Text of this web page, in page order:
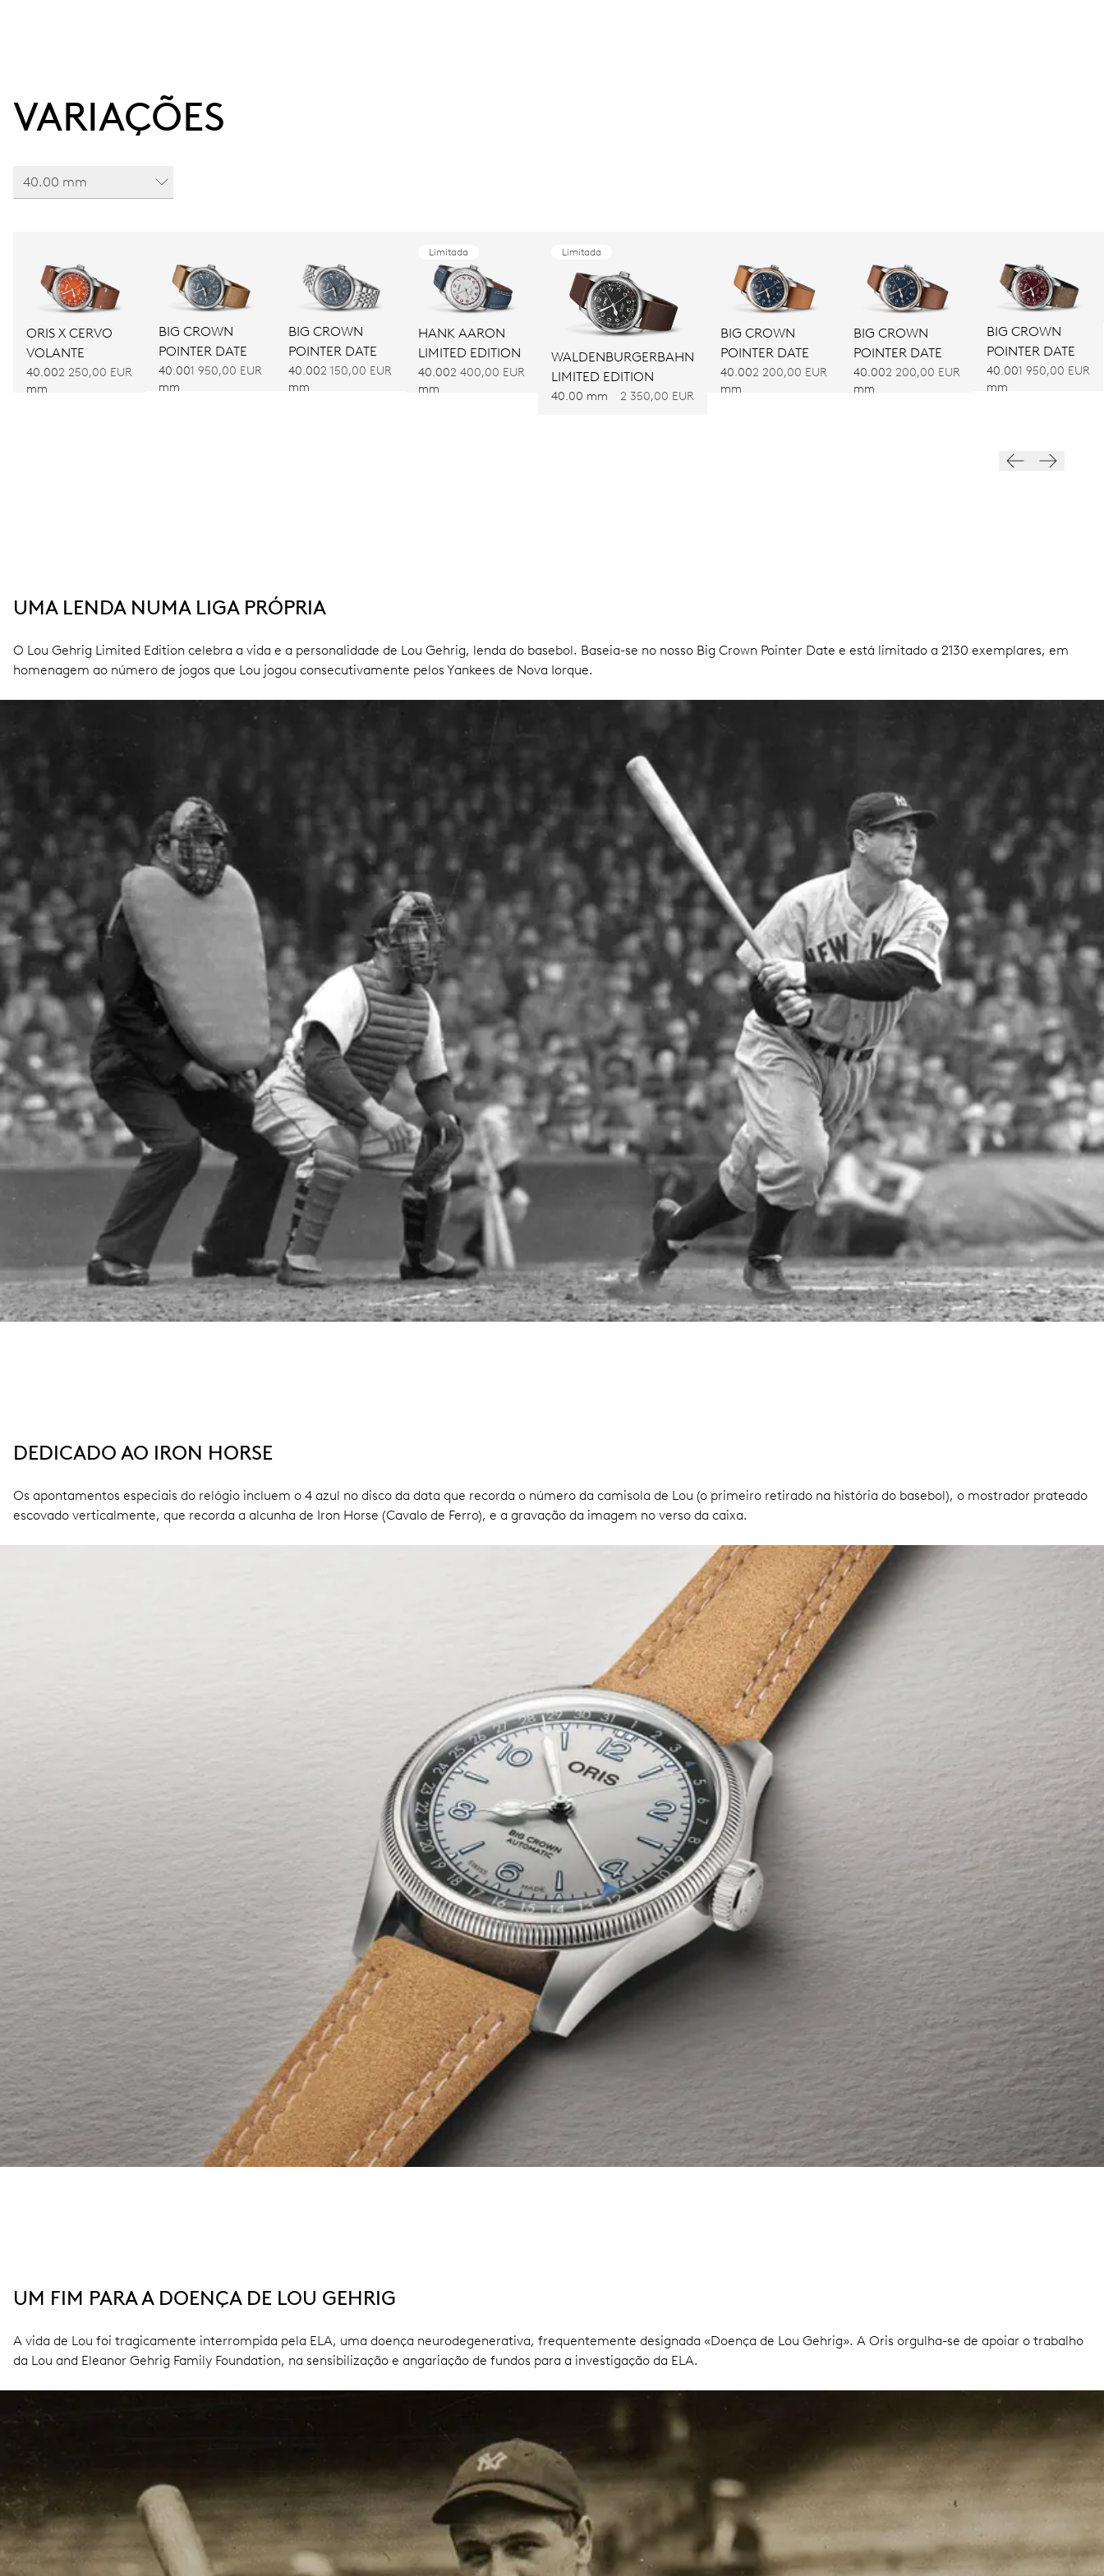
VARIAÇÕES
40.00 mm
ORIS X CERVO
VOLANTE
40.00
mm
2 250,00 EUR
BIG CROWN
POINTER DATE
40.00
mm
1 950,00 EUR
BIG CROWN
POINTER DATE
40.00
mm
2 150,00 EUR
Limitada
HANK AARON
LIMITED EDITION
40.00
mm
2 400,00 EUR
Limitada
WALDENBURGERBAHN
LIMITED EDITION
40.00 mm 2 350,00 EUR
BIG CROWN
POINTER DATE
40.00
mm
2 200,00 EUR
BIG CROWN
POINTER DATE
40.00
mm
2 200,00 EUR
BIG CROWN
POINTER DATE
40.00
mm
1 950,00 EUR
UMA LENDA NUMA LIGA PRÓPRIA
O Lou Gehrig Limited Edition celebra a vida e a personalidade de Lou Gehrig, lenda do basebol. Baseia-se no nosso Big Crown Pointer Date e está limitado a 2130 exemplares, em
homenagem ao número de jogos que Lou jogou consecutivamente pelos Yankees de Nova Iorque.
DEDICADO AO IRON HORSE
Os apontamentos especiais do relógio incluem o 4 azul no disco da data que recorda o número da camisola de Lou (o primeiro retirado na história do basebol), o mostrador prateado
escovado verticalmente, que recorda a alcunha de Iron Horse (Cavalo de Ferro), e a gravação da imagem no verso da caixa.
UM FIM PARA A DOENÇA DE LOU GEHRIG
A vida de Lou foi tragicamente interrompida pela ELA, uma doença neurodegenerativa, frequentemente designada «Doença de Lou Gehrig». A Oris orgulha-se de apoiar o trabalho
da Lou and Eleanor Gehrig Family Foundation, na sensibilização e angariação de fundos para a investigação da ELA.